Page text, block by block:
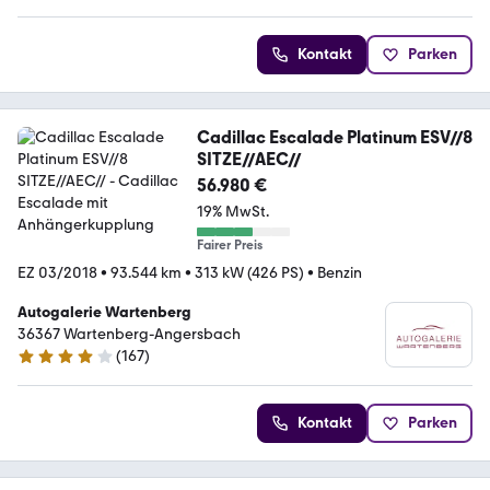
Kontakt Parken
Cadillac Escalade Platinum ESV//8
SITZE//AEC//
56.980 €
19% MwSt.
Fairer Preis
EZ 03/2018• 93.544 km • 313 kW (426 PS) • Benzin
Autogalerie Wartenberg
36367 Wartenberg-Angersbach
4.2 Sterne
(167)
Kontakt Parken